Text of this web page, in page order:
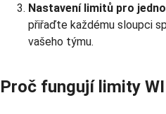
Nastavení limitů pro
přiřaďte každému sloupci
vašeho týmu.
Proč fungují limity